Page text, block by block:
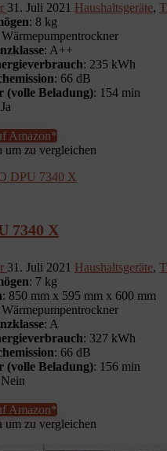
31. Juli 2021 Haushaltsgeräte,
: 8 kg
Wärmepumpentrockner
: A++
: 235 kWh
: 66 dB
(volle Beladung): 154 min
Amazon*
um zu vergleichen
7340 X
31. Juli 2021 Haushaltsgeräte,
: 7 kg
: 850 mm x 595 mm x 600 mm
Wärmepumpentrockner
: A
: 327 kWh
: 66 dB
(volle Beladung): 156 min
Amazon*
um zu vergleichen